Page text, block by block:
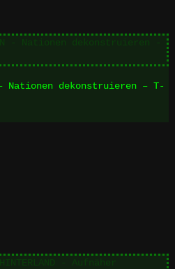
– Nationen dekonstruieren – T-